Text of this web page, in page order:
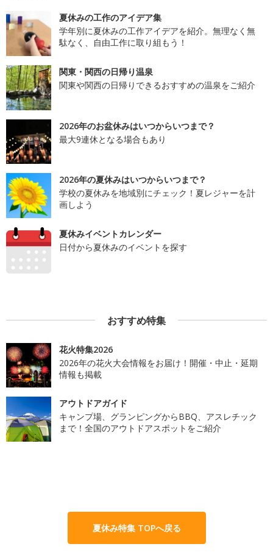
夏休みの工作のアイデア集
学年別に夏休みの工作アイデアを紹介。無理なく無
駄なく、自由工作に取り組もう！
関東・関西の日帰り温泉
関東や関西の日帰りできるおすすめの温泉をご紹介
2026年のお盆休みはいつからいつまで？
最大9連休となる場合もあり
2026年の夏休みはいつからいつまで？
学校の夏休みを地域別にチェック！夏レジャーを計
画しよう
夏休みイベントカレンダー
日付から夏休みのイベントを探す
おすすめ特集
花火特集2026
2026年の花火大会情報をお届け！開催・中止・延期
情報も掲載
アウトドアガイド
キャンプ場、グランピングからBBQ、アスレチック
まで！全国のアウトドアスポットをご紹介
夏休み特集 TOPへ戻る